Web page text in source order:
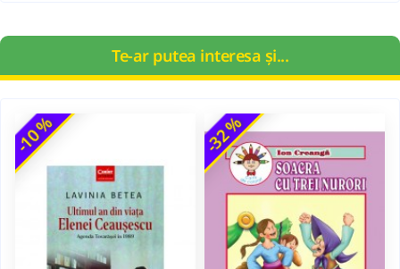
Te-ar putea interesa și...
-10 % -32 %